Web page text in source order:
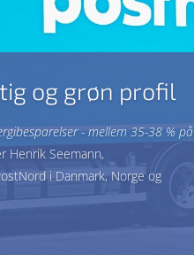
og grøn profil
- mellem 35-38 % på
Henrik Seemann,
i Danmark, Norge og